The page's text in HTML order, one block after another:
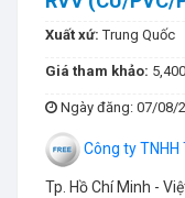
Xuất xứ:Trung Quốc
Giá tham khảo:
Ngày đăng: 07/08/
Công ty
Tp. Hồ Chí Minh -